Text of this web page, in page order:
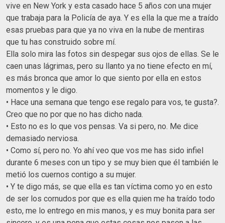
vive en New York y esta casado hace 5 años con una mujer
que trabaja para la Policía de aya. Y es ella la que me a traído
esas pruebas para que ya no viva en la nube de mentiras
que tu has construido sobre mí.
Ella solo mira las fotos sin despegar sus ojos de ellas. Se le
caen unas lágrimas, pero su llanto ya no tiene efecto en mí,
es más bronca que amor lo que siento por ella en estos
momentos y le digo.
• Hace una semana que tengo ese regalo para vos, te gusta?.
Creo que no por que no has dicho nada.
• Esto no es lo que vos pensas. Va si pero, no. Me dice
demasiado nerviosa.
• Como sí, pero no. Yo ahí veo que vos me has sido infiel
durante 6 meses con un tipo y se muy bien que él también le
metió los cuernos contigo a su mujer.
• Y te digo más, se que ella es tan víctima como yo en esto
de ser los cornudos por que es ella quien me ha traído todo
esto, me lo entrego en mis manos, y es muy bonita para ser